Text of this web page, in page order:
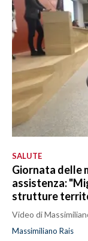
SALUTE
Giornata delle
assistenza:
strutture
Video di
Massimiliano Rais